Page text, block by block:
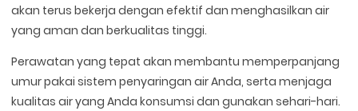
akan terus bekerja dengan efektif dan menghasilkan air
yang aman dan berkualitas tinggi.
Perawatan yang tepat akan membantu memperpanjang
umur pakai sistem penyaringan air Anda, serta menjaga
kualitas air yang Anda konsumsi dan gunakan sehari-hari.